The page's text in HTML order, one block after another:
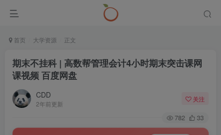
首页 大学资源 正文
期末不挂科 | 高数帮管理会计4小时期末突击课网
课视频 百度网盘
CDD
2年前更新
关注
782 33